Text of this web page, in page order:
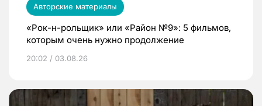
Авторские материалы
«Рок-н-рольщик» или «Район №9»: 5 фильмов,
которым очень нужно продолжение
20:02 / 03.08.26